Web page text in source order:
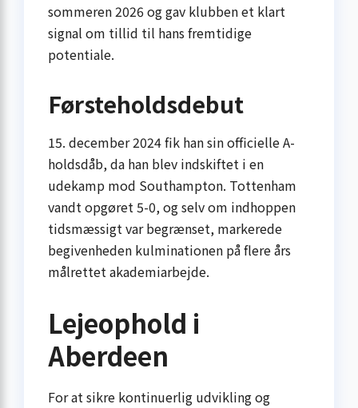
sommeren 2026 og gav klubben et klart
signal om tillid til hans fremtidige
potentiale.
Førsteholdsdebut
15. december 2024 fik han sin officielle A-
holdsdåb, da han blev indskiftet i en
udekamp mod Southampton. Tottenham
vandt opgøret 5-0, og selv om indhoppen
tidsmæssigt var begrænset, markerede
begivenheden kulminationen på flere års
målrettet akademiarbejde.
Lejeophold i
Aberdeen
For at sikre kontinuerlig udvikling og